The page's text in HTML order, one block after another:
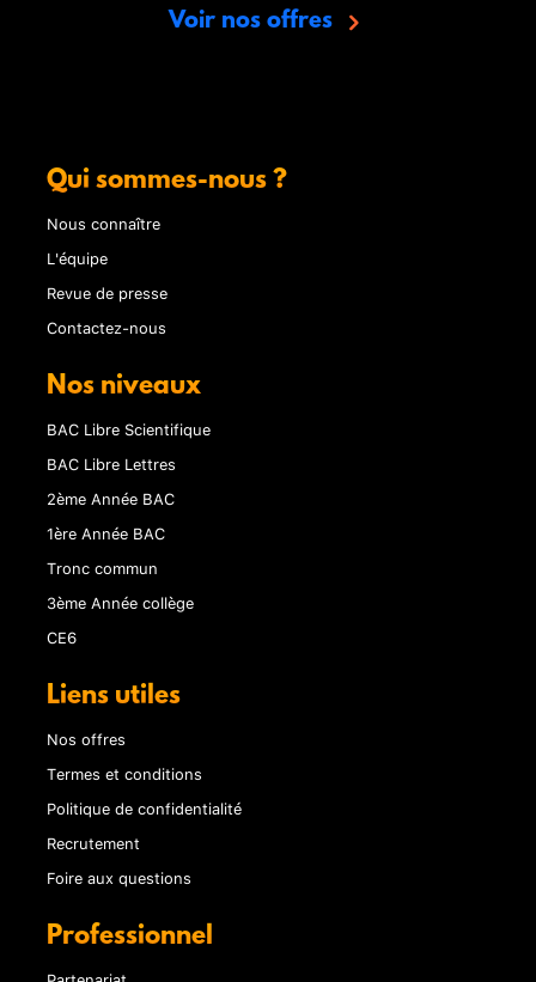
Voir nos offres
Qui sommes-nous ?
Nous connaître
L'équipe
Revue de presse
Contactez-nous
Nos niveaux
BAC Libre Scientifique
BAC Libre Lettres
2ème Année BAC
1ère Année BAC
Tronc commun
3ème Année collège
CE6
Liens utiles
Nos offres
Termes et conditions
Politique de confidentialité
Recrutement
Foire aux questions
Professionnel